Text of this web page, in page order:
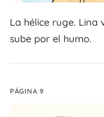
La hélice ruge. Lina
sube por el humo.
PÁGINA 9